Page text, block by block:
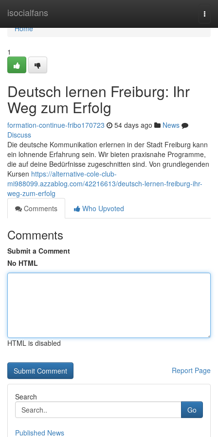
isocialfans
Home
Home
1
Deutsch lernen Freiburg: Ihr
Weg zum Erfolg
formation-continue-fribo170723 54 days ago
News
Discuss
Die deutsche Kommunikation erlernen in der Stadt Freiburg kann
ein lohnende Erfahrung sein. Wir bieten praxisnahe Programme,
die auf deine Bedürfnisse zugeschnitten sind. Von grundlegenden
Kursen https://alternative-cole-club-
mi988099.azzablog.com/42216613/deutsch-lernen-freiburg-ihr-
weg-zum-erfolg
Comments
Who Upvoted
Comments
Submit a Comment
No HTML
HTML is disabled
Report Page
Search
Go
Published News